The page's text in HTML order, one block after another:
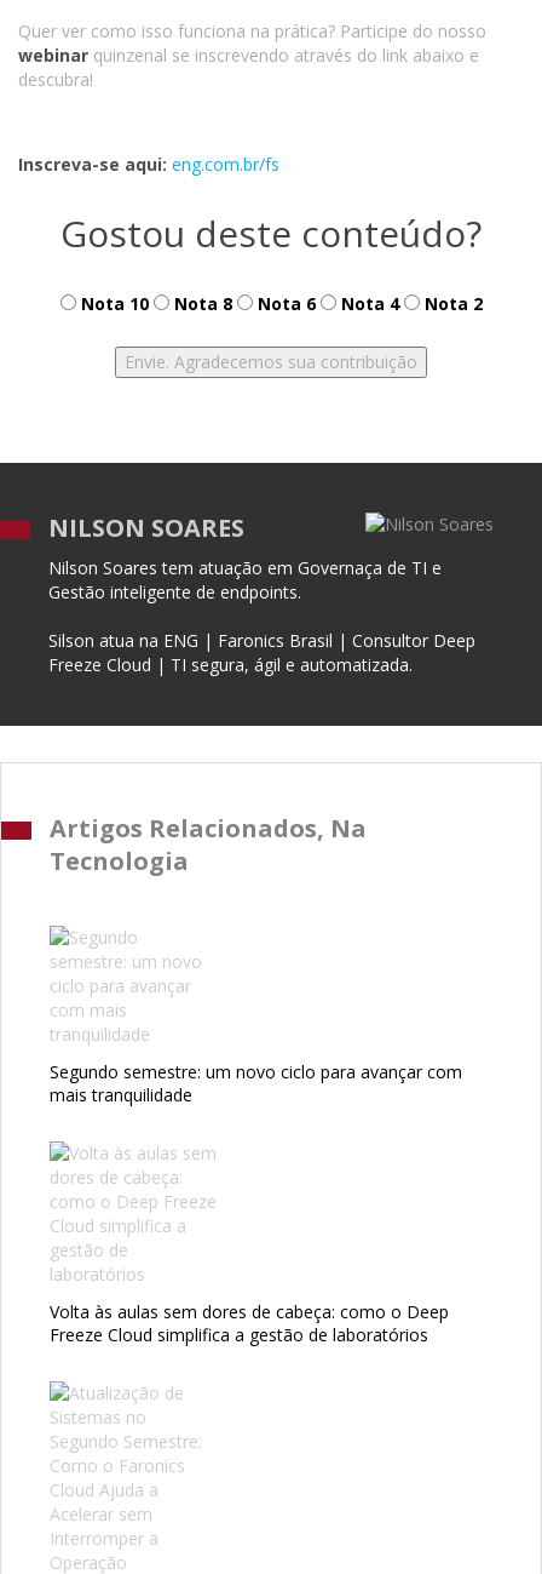
Quer ver como isso funciona na prática? Participe do nosso
webinar quinzenal se inscrevendo através do link abaixo e
descubra!
Inscreva-se aqui: eng.com.br/fs
Gostou deste conteúdo?
Nota 10 Nota 8 Nota 6 Nota 4 Nota 2
NILSON SOARES
Nilson Soares tem atuação em Governaça de TI e
Gestão inteligente de endpoints.
Silson atua na ENG | Faronics Brasil | Consultor Deep
Freeze Cloud | TI segura, ágil e automatizada.
Artigos Relacionados, Na
Tecnologia
Segundo semestre: um novo ciclo para avançar com
mais tranquilidade
Volta às aulas sem dores de cabeça: como o Deep
Freeze Cloud simplifica a gestão de laboratórios